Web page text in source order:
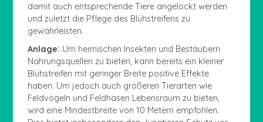
damit auch entsprechende Tiere angelockt werden
und zuletzt die Pflege des Blühstreifens zu
gewährleisten.
Anlage: Um heimischen Insekten und Bestäubern
Nahrungsquellen zu bieten, kann bereits ein kleiner
Blühstreifen mit geringer Breite positive Effekte
haben. Um jedoch auch größeren Tierarten wie
Feldvögeln und Feldhasen Lebensraum zu bieten,
wird eine Mindestbreite von 10 Metern empfohlen.